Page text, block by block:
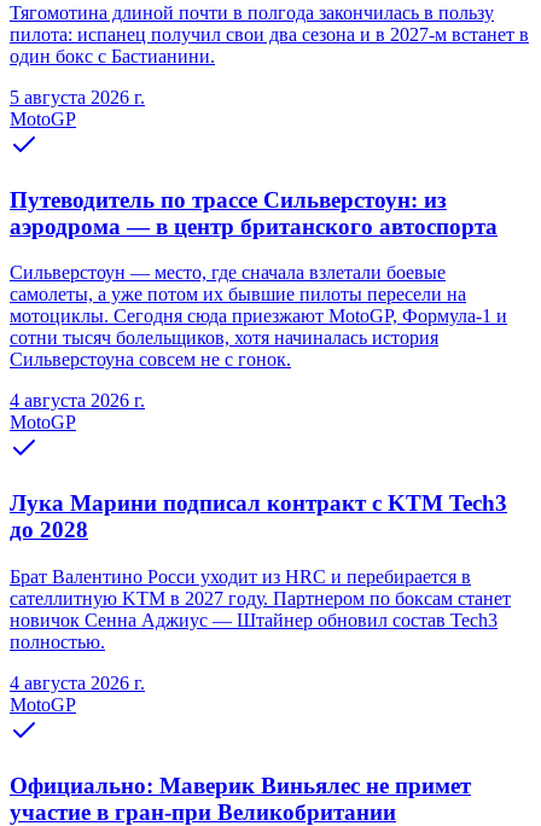
Тягомотина длиной почти в полгода закончилась в пользу
пилота: испанец получил свои два сезона и в 2027-м встанет в
один бокс с Бастианини.
5 августа 2026 г.
MotoGP
Путеводитель по трассе Сильверстоун: из
аэродрома — в центр британского автоспорта
Сильверстоун — место, где сначала взлетали боевые
самолеты, а уже потом их бывшие пилоты пересели на
мотоциклы. Сегодня сюда приезжают MotoGP, Формула-1 и
сотни тысяч болельщиков, хотя начиналась история
Сильверстоуна совсем не с гонок.
4 августа 2026 г.
MotoGP
Лука Марини подписал контракт с KTM Tech3
до 2028
Брат Валентино Росси уходит из HRC и перебирается в
сателлитную KTM в 2027 году. Партнером по боксам станет
новичок Сенна Аджиус — Штайнер обновил состав Tech3
полностью.
4 августа 2026 г.
MotoGP
Официально: Маверик Виньялес не примет
участие в гран-при Великобритании